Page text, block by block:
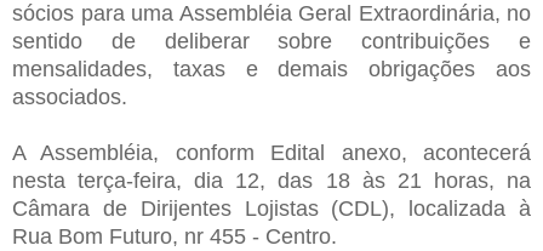
sócios para uma Assembléia Geral Extraordinária, no
sentido de deliberar sobre contribuições e
mensalidades, taxas e demais obrigações aos
associados.
A Assembléia, conform Edital anexo, acontecerá
nesta terça-feira, dia 12, das 18 às 21 horas, na
Câmara de Dirijentes Lojistas (CDL), localizada à
Rua Bom Futuro, nr 455 - Centro.